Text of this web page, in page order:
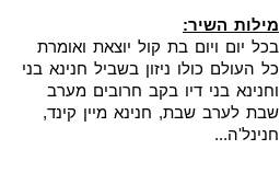
מילות השיר:
בכל יום ויום בת קול יוצאת ואומרת
כל העולם כולו ניזון בשביל חנינא בני
וחנינא בני דיו בקב חרובים מערב
שבת לערב שבת, חנינא מיין קינד,
חנינל'ה...